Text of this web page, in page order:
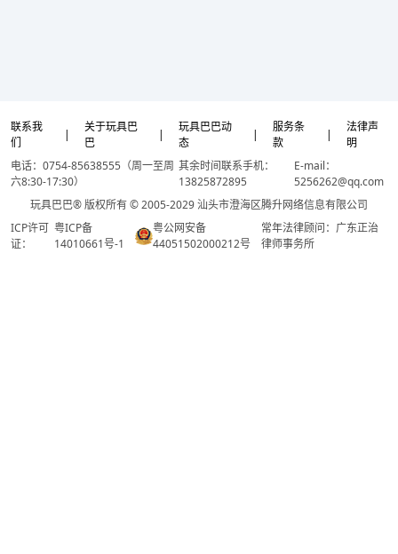
联系我
们
|
关于玩具巴
巴
|
玩具巴巴动
态
|
服务条
款
|
法律声
明
电话：0754-85638555（周一至周
六8:30-17:30）
其余时间联系手机：
13825872895
E-mail：
5256262@qq.com
玩具巴巴® 版权所有 © 2005-2029 汕头市澄海区腾升网络信息有限公司
ICP许可
证：
粤ICP备
14010661号-1
粤公网安备
44051502000212号
常年法律顾问：广东正治
律师事务所